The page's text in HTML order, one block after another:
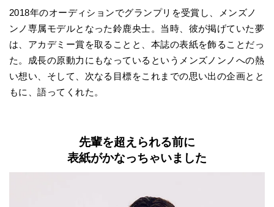
2018年のオーディションでグランプリを受賞し、メンズノ
ンノ専属モデルとなった鈴鹿央士。当時、彼が掲げていた夢
は、アカデミー賞を取ることと、本誌の表紙を飾ることだっ
た。成長の原動力にもなっているというメンズノンノへの熱
い想い、そして、次なる目標をこれまでの思い出の企画とと
もに、語ってくれた。
先輩を超えられる前に
表紙がかなっちゃいました